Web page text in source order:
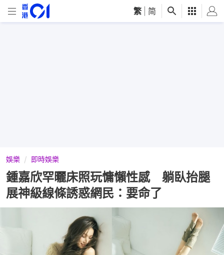
繁 简
娛樂 即時娛樂
鍾嘉欣罕曬床照玩慵懶性感 躺臥抬腿
展神級線條誘惑網民：要命了